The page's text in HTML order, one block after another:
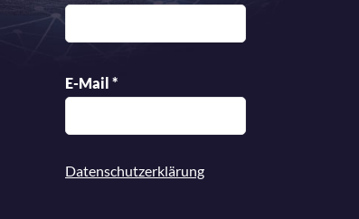
E-Mail *
Datenschutzerklärung